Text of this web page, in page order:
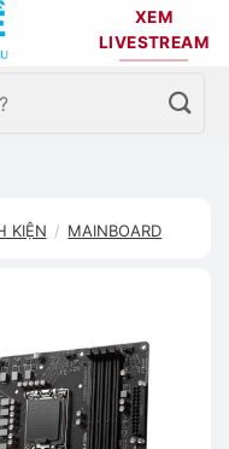
XEM
LIVESTREAM
KIỆN / MAINBOARD